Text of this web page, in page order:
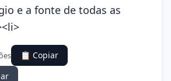
e a fonte de todas as
📋 Copiar